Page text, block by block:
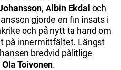
, Albin Ekdal och
gjorde en fin insats i
och på nytt ta hand om
på innermittfältet. Längst
bredvid pålitlige
Ola Toivonen.